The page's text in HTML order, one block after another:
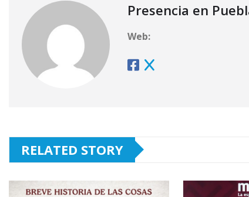
Presencia en
Web:
RELATED STORY